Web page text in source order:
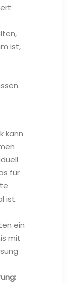
ist,
kann
für
ist.
ein
mit